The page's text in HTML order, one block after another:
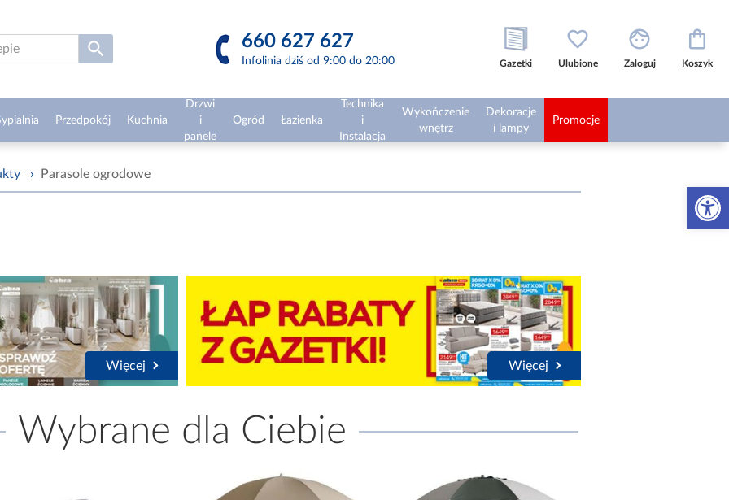
Otwórz
660 627 627
Infolinia dziś od 9:00 do 20:00 Gazetki Ulubione Zaloguj Koszyk
Przedpokój Kuchnia
Drzwi
i
panele
Ogród Łazienka
Technika
i
Instalacja
Wykończenie
wnętrz
Dekoracje
i lampy
Promocje
› Parasole ogrodowe
Więcej Więcej
Wybrane dla Ciebie